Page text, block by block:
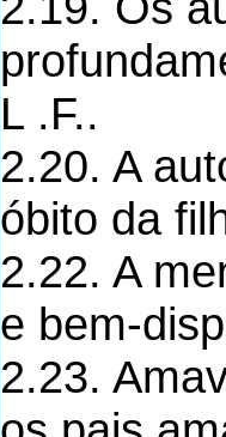
L .F..
2.20. A
óbito da
2.22. A
e bem-
2.23.